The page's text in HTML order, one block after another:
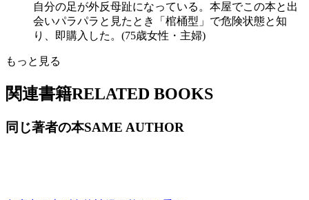
自分の足が外反母趾になっている。本屋でこの本と出
会いパラパラと見たとき「棺桶型」で危険状態と知
り、即購入した。(75歳女性・主婦)
もっと見る
関連書籍RELATED BOOKS
同じ著者の本SAME AUTHOR